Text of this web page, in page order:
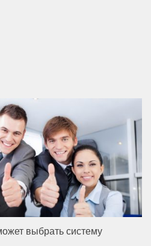
выбрать систему